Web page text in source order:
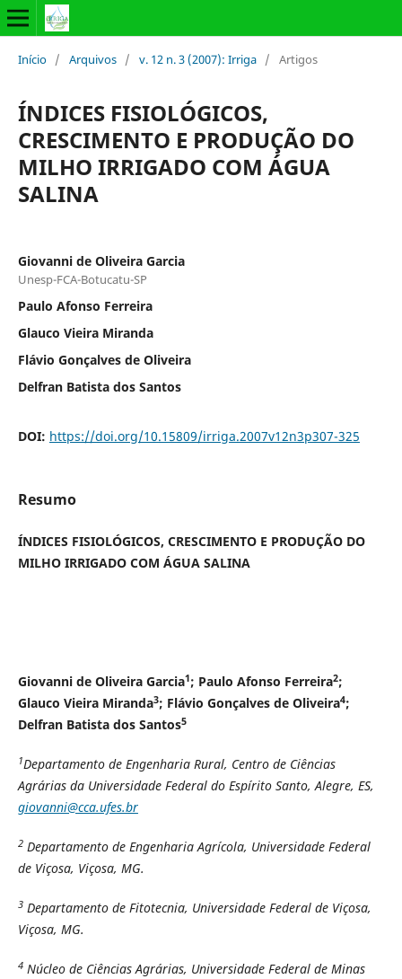
Início / Arquivos / v. 12 n. 3 (2007): Irriga / Artigos
ÍNDICES FISIOLÓGICOS,
CRESCIMENTO E PRODUÇÃO DO
MILHO IRRIGADO COM ÁGUA
SALINA
Giovanni de Oliveira Garcia
Unesp-FCA-Botucatu-SP
Paulo Afonso Ferreira
Glauco Vieira Miranda
Flávio Gonçalves de Oliveira
Delfran Batista dos Santos
DOI: https://doi.org/10.15809/irriga.2007v12n3p307-325
Resumo
ÍNDICES FISIOLÓGICOS, CRESCIMENTO E PRODUÇÃO DO
MILHO IRRIGADO COM ÁGUA SALINA
Giovanni de Oliveira Garcia1; Paulo Afonso Ferreira2;
Glauco Vieira Miranda3; Flávio Gonçalves de Oliveira4;
Delfran Batista dos Santos5
1Departamento de Engenharia Rural, Centro de Ciências
Agrárias da Universidade Federal do Espírito Santo, Alegre, ES,
giovanni@cca.ufes.br
2Departamento de Engenharia Agrícola, Universidade Federal
de Viçosa, Viçosa, MG.
3Departamento de Fitotecnia, Universidade Federal de Viçosa,
Viçosa, MG.
4Núcleo de Ciências Agrárias, Universidade Federal de Minas